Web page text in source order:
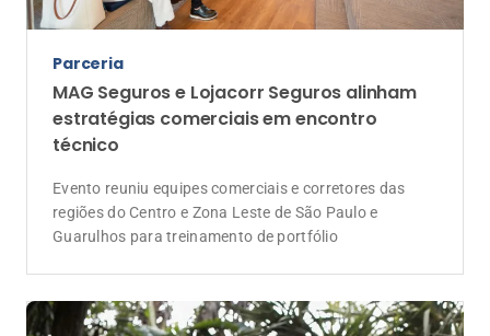
Parceria
MAG Seguros e Lojacorr Seguros alinham
estratégias comerciais em encontro
técnico
Evento reuniu equipes comerciais e corretores das
regiões do Centro e Zona Leste de São Paulo e
Guarulhos para treinamento de portfólio